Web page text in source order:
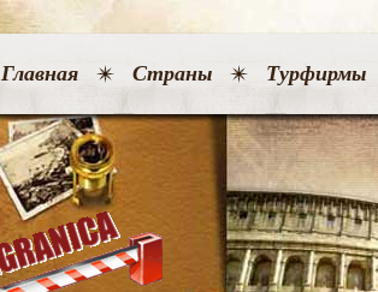
Главная Страны Турфирмы